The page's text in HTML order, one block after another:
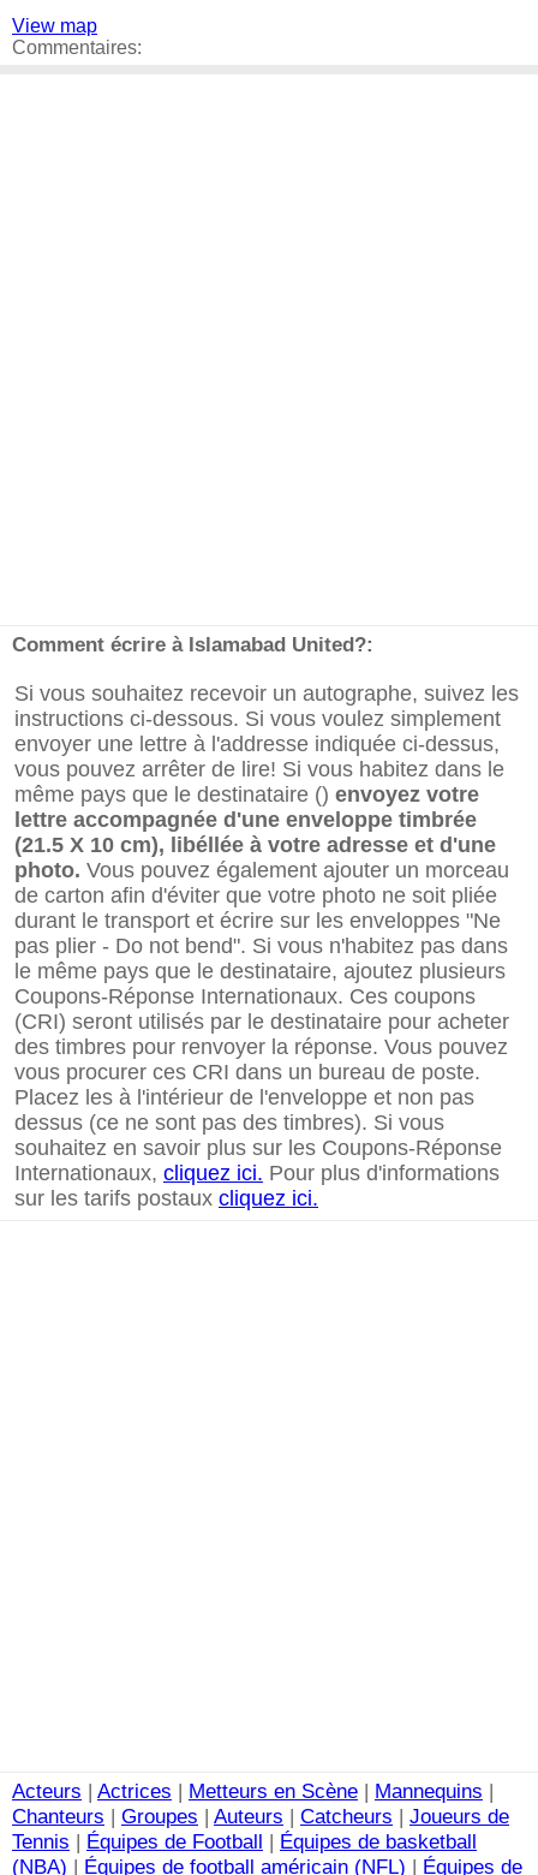
View map
Commentaires:
Comment écrire à Islamabad United?:
Si vous souhaitez recevoir un autographe, suivez les
instructions ci-dessous. Si vous voulez simplement
envoyer une lettre à l'addresse indiquée ci-dessus,
vous pouvez arrêter de lire! Si vous habitez dans le
même pays que le destinataire () envoyez votre
lettre accompagnée d'une enveloppe timbrée
(21.5 X 10 cm), libéllée à votre adresse et d'une
photo. Vous pouvez également ajouter un morceau
de carton afin d'éviter que votre photo ne soit pliée
durant le transport et écrire sur les enveloppes "Ne
pas plier - Do not bend". Si vous n'habitez pas dans
le même pays que le destinataire, ajoutez plusieurs
Coupons-Réponse Internationaux. Ces coupons
(CRI) seront utilisés par le destinataire pour acheter
des timbres pour renvoyer la réponse. Vous pouvez
vous procurer ces CRI dans un bureau de poste.
Placez les à l'intérieur de l'enveloppe et non pas
dessus (ce ne sont pas des timbres). Si vous
souhaitez en savoir plus sur les Coupons-Réponse
Internationaux, cliquez ici. Pour plus d'informations
sur les tarifs postaux cliquez ici.
Acteurs | Actrices | Metteurs en Scène | Mannequins |
Chanteurs | Groupes | Auteurs | Catcheurs | Joueurs de
Tennis | Équipes de Football | Équipes de basketball
(NBA) | Équipes de football américain (NFL) | Équipes de